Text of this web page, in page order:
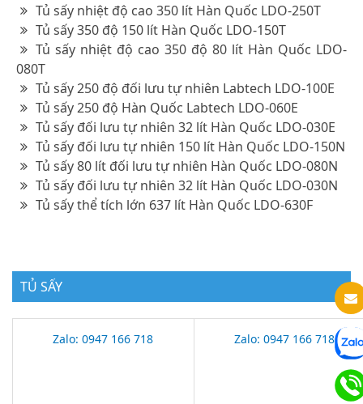
Tủ sấy nhiệt độ cao 350 lít Hàn Quốc LDO-250T
Tủ sấy 350 độ 150 lít Hàn Quốc LDO-150T
Tủ sấy nhiệt độ cao 350 độ 80 lít Hàn Quốc LDO-
080T
Tủ sấy 250 độ đối lưu tự nhiên Labtech LDO-100E
Tủ sấy 250 độ Hàn Quốc Labtech LDO-060E
Tủ sấy đối lưu tự nhiên 32 lít Hàn Quốc LDO-030E
Tủ sấy đối lưu tự nhiên 150 lít Hàn Quốc LDO-150N
Tủ sấy 80 lít đối lưu tự nhiên Hàn Quốc LDO-080N
Tủ sấy đối lưu tự nhiên 32 lít Hàn Quốc LDO-030N
Tủ sấy thể tích lớn 637 lít Hàn Quốc LDO-630F
TỦ SẤY
Zalo: 0947 166 718 Zalo: 0947 166 718